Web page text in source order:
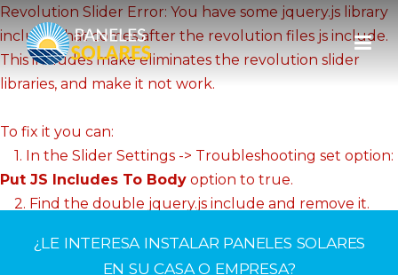
Skip
to
content
Revolution Slider Error: You have some jquery.js library
include that comes after the revolution files js include.
This includes make eliminates the revolution slider
libraries, and make it not work.
To fix it you can:
1. In the Slider Settings -> Troubleshooting set option:
Put JS Includes To Body option to true.
2. Find the double jquery.js include and remove it.
¿LE INTERESA INSTALAR PANELES SOLARES
EN SU CASA O EMPRESA?